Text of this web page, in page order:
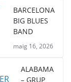
BARCELONA
BIG BLUES
BAND
maig 16, 2026
ALABAMA
– GRUP